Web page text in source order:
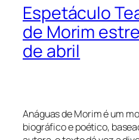
Espetáculo
de Morim
de abril
Anáguas de Morim é um
biográfico e poético,